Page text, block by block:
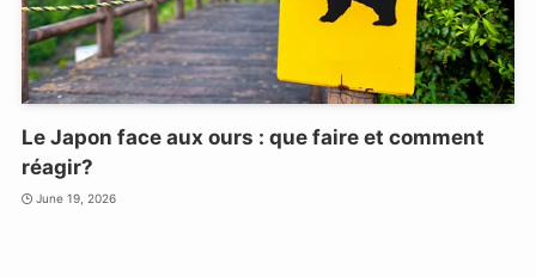
Le Japon face aux ours : que faire et comment
réagir?
June 19, 2026